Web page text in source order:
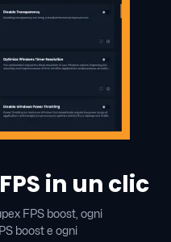
in un clic
FPS boost, ogni
boost e ogni